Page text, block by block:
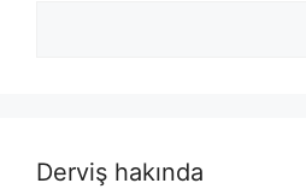
Derviş hakında